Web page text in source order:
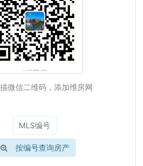
微信二维码，添加维房网
按编号查询房产